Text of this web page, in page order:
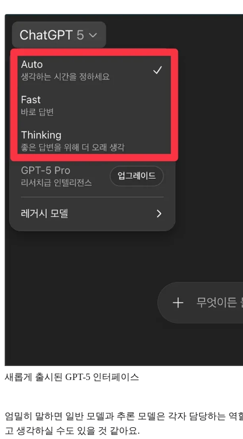
새롭게 출시된 GPT-5 인터페이스
엄밀히 말하면 일반 모델과 추론 모델은 각자 담당하는
고 생각하실 수도 있을 것 같아요.